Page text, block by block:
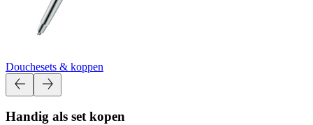
Douchesets & koppen
Handig als set kopen